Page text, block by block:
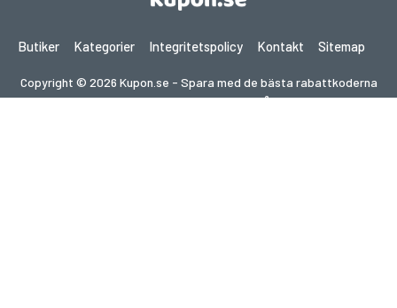
Butiker Kategorier Integritetspolicy Kontakt Sitemap
Copyright © 2026 Kupon.se - Spara med de bästa rabattkoderna
2026. Alla rättigheter förbehållna.